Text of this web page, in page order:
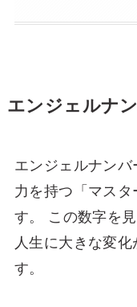
エンジェルナ
エンジェルナン
力を持つ「マスタ
す。 この数字を
人生に大きな変
す。